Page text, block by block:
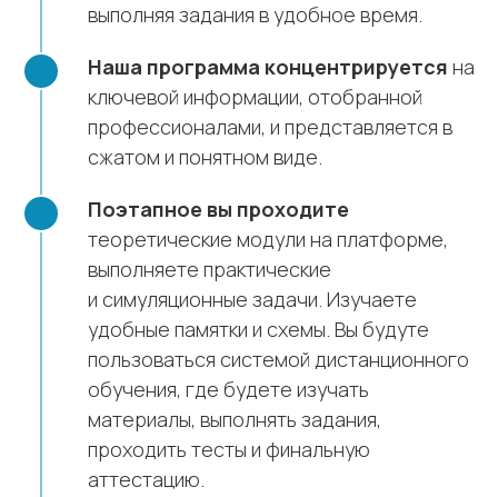
выполняя задания в удобное время.
Наша программа концентрируется на
ключевой информации, отобранной
профессионалами, и представляется в
сжатом и понятном виде.
Поэтапное вы проходите
теоретические модули на платформе,
выполняете практические
и симуляционные задачи. Изучаете
удобные памятки и схемы. Вы будуте
пользоваться системой дистанционного
обучения, где будете изучать
материалы, выполнять задания,
проходить тесты и финальную
аттестацию.